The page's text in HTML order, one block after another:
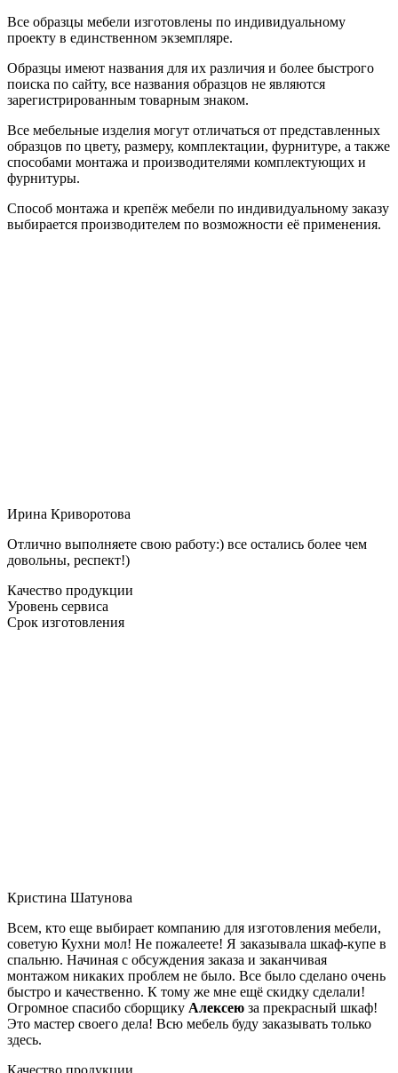
Все образцы мебели изготовлены по индивидуальному
проекту в единственном экземпляре.
Образцы имеют названия для их различия и более быстрого
поиска по сайту, все названия образцов не являются
зарегистрированным товарным знаком.
Все мебельные изделия могут отличаться от представленных
образцов по цвету, размеру, комплектации, фурнитуре, а также
способами монтажа и производителями комплектующих и
фурнитуры.
Способ монтажа и крепёж мебели по индивидуальному заказу
выбирается производителем по возможности её применения.
Ирина Криворотова
Отлично выполняете свою работу:) все остались более чем
довольны, респект!)
Качество продукции
Уровень сервиса
Срок изготовления
Кристина Шатунова
Всем, кто еще выбирает компанию для изготовления мебели,
советую Кухни мол! Не пожалеете! Я заказывала шкаф-купе в
спальню. Начиная с обсуждения заказа и заканчивая
монтажом никаких проблем не было. Все было сделано очень
быстро и качественно. К тому же мне ещё скидку сделали!
Огромное спасибо сборщику Алексею за прекрасный шкаф!
Это мастер своего дела! Всю мебель буду заказывать только
здесь.
Качество продукции